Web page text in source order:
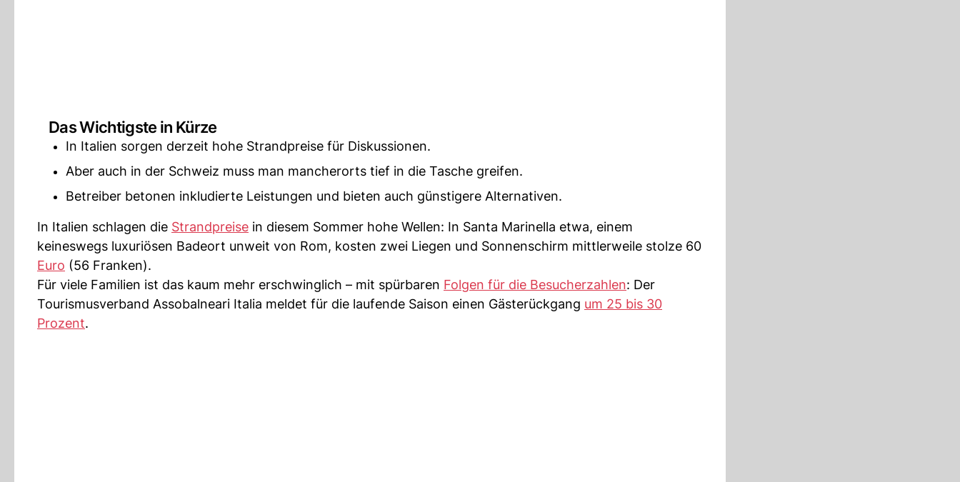
Das Wichtigste in Kürze
In Italien sorgen derzeit hohe Strandpreise für Diskussionen.
Aber auch in der Schweiz muss man mancherorts tief in die Tasche greifen.
Betreiber betonen inkludierte Leistungen und bieten auch günstigere Alternativen.
In Italien schlagen die Strandpreise in diesem Sommer hohe Wellen: In Santa Marinella etwa, einem
keineswegs luxuriösen Badeort unweit von Rom, kosten zwei Liegen und Sonnenschirm mittlerweile stolze 60
Euro (56 Franken).
Für viele Familien ist das kaum mehr erschwinglich – mit spürbaren Folgen für die Besucherzahlen: Der
Tourismusverband Assobalneari Italia meldet für die laufende Saison einen Gästerückgang um 25 bis 30
Prozent.